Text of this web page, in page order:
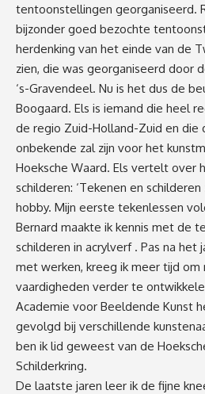
tentoonstellingen georganiseerd.
bijzonder goed bezochte
herdenking van het einde van de
zien, die was georganiseerd door
‘s-Gravendeel. Nu is het dus de
Boogaard. Els is iemand die heel
de regio Zuid-Holland-Zuid en die
onbekende zal zijn voor het
Hoeksche Waard. Els vertelt over
schilderen: ‘Tekenen en
hobby. Mijn eerste tekenlessen
Bernard maakte ik kennis met de
schilderen in acrylverf . Pas na het
met werken, kreeg ik meer tijd om
vaardigheden verder te
Academie voor Beeldende Kunst
gevolgd bij verschillende
ben ik lid geweest van de
Schilderkring.
De laatste jaren leer ik de fijne